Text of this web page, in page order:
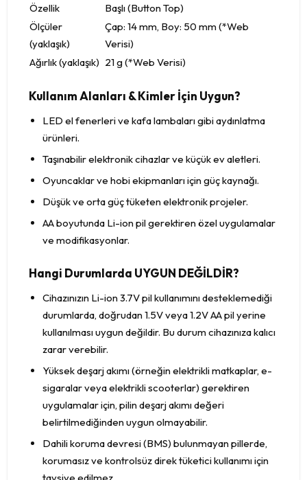
Özellik
Başlı (Button Top)
Ölçüler
(yaklaşık)
Çap: 14 mm, Boy: 50 mm (*Web
Verisi)
Ağırlık (yaklaşık) 21 g (*Web Verisi)
Kullanım Alanları & Kimler İçin Uygun?
LED el fenerleri ve kafa lambaları gibi aydınlatma
ürünleri.
Taşınabilir elektronik cihazlar ve küçük ev aletleri.
Oyuncaklar ve hobi ekipmanları için güç kaynağı.
Düşük ve orta güç tüketen elektronik projeler.
AA boyutunda Li-ion pil gerektiren özel uygulamalar
ve modifikasyonlar.
Hangi Durumlarda UYGUN DEĞİLDİR?
Cihazınızın Li-ion 3.7V pil kullanımını desteklemediği
durumlarda, doğrudan 1.5V veya 1.2V AA pil yerine
kullanılması uygun değildir. Bu durum cihazınıza kalıcı
zarar verebilir.
Yüksek deşarj akımı (örneğin elektrikli matkaplar, e-
sigaralar veya elektrikli scooterlar) gerektiren
uygulamalar için, pilin deşarj akımı değeri
belirtilmediğinden uygun olmayabilir.
Dahili koruma devresi (BMS) bulunmayan pillerde,
korumasız ve kontrolsüz direk tüketici kullanımı için